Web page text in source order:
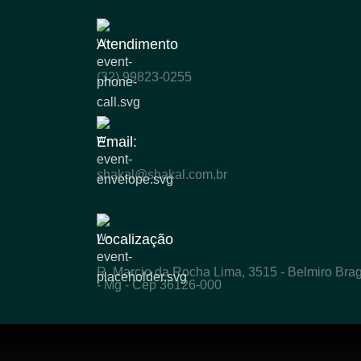
Atendimento
(32) 99823-0255
Email:
shakal@shakal.com.br
Localização
R. Marcio da Rocha Lima, 3515 - Belmiro
- Mg - Cep 36126-000